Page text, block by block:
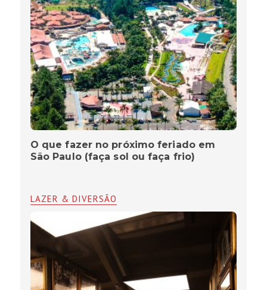
O que fazer no próximo feriado em
São Paulo (faça sol ou faça frio)
LAZER & DIVERSÃO